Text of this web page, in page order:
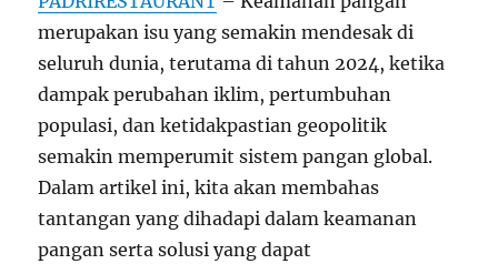
merupakan isu yang semakin mendesak di
seluruh dunia, terutama di tahun 2024, ketika
dampak perubahan iklim, pertumbuhan
populasi, dan ketidakpastian geopolitik
semakin memperumit sistem pangan global.
Dalam artikel ini, kita akan membahas
tantangan yang dihadapi dalam keamanan
pangan serta solusi yang dapat